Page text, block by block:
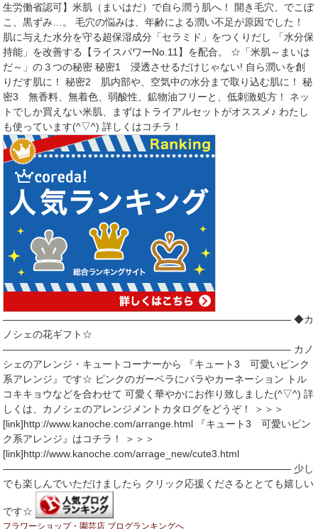
生労働省認可】米肌（まいはだ）で自ら潤う肌へ！ 開き毛穴、でこぼ
こ、黒ずみ…。 毛穴の悩みは、年齢による潤い不足が原因でした！
肌に与えた水分を守る超保湿成分「セラミド」をつくりだし 「水分保
持能」を改善する【ライスパワーNo.11】を配合。 ☆「米肌～まいは
だ～」の３つの秘密 秘密1 浸透させるだけじゃない! 自ら潤いを創
りだす肌に！ 秘密2 肌内部や、空気中の水分まで取り込む肌に！ 秘
密3 無香料、無着色、弱酸性、鉱物油フリーと、低刺激処方！ ネッ
トでしか買えない米肌、まずはトライアルセットがオススメ♪ わたし
も使っています(^▽^) 詳しくはコチラ！
――――――――――――――――――――――――――――― ◆カ
ノシェの花ギフト☆
――――――――――――――――――――――――――――― カノ
シェのアレンジ・キュートコーナーから 『キュート3 可愛いピンク
系アレンジ』です☆ ピンクのガーベラにバラやカーネーション トル
コキキョウなどを合わせて 可愛く華やかにお作り致しました(^▽^) 詳
しくは、カノシェのアレンジメントカタログをどうぞ！ ＞＞＞
[link]http://www.kanoche.com/arrange.html 『キュート3 可愛いピン
ク系アレンジ』はコチラ！ ＞＞＞
[link]http://www.kanoche.com/arrage_new/cute3.html
――――――――――――――――――――――――――――― 少し
でも楽しんでいただけましたら クリック応援くださるととても嬉しい
です☆
フラワーショップ・園芸店 ブログランキングへ